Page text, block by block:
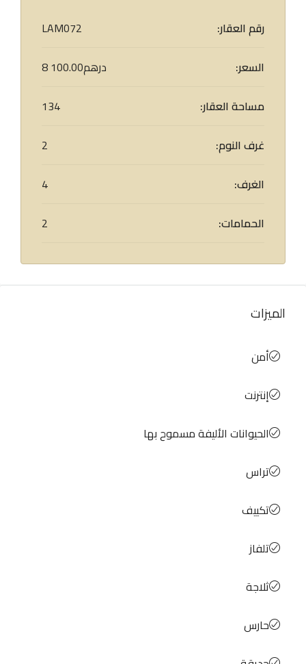
رقم العقار:
LAM072
السعر:
8 100.00درهم
مساحة العقار:
134
غرف النوم:
2
الغرف:
4
الحمامات:
2
الميزات
أمن
إنترنت
الحيوانات الأليفة مسموح بها
تراس
تكييف
تلفاز
ثلاجة
حارس